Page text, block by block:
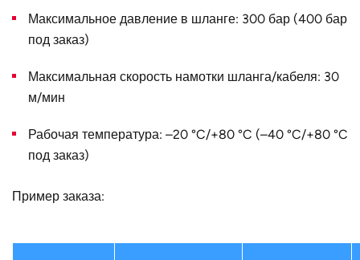
Наружный
диаметр D, мм
520
Максимальное давление в шланге: 300 бар (400 бар
под заказ)
Максимальная скорость намотки шланга/кабеля: 30
м/мин
Рабочая температура: –20 °C/+80 °C (–40 °C/+80 °C
под заказ)
Пример заказа: